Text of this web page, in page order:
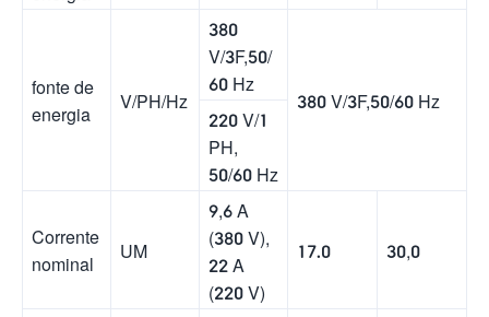
fonte de
energia
V/PH/Hz
380
V/3F,50/
60 Hz
380 V/3F,50/60 Hz
220 V/1
PH,
50/60 Hz
Corrente
nominal
UM
9,6 A
(380 V),
22 A
(220 V)
17.0 30,0